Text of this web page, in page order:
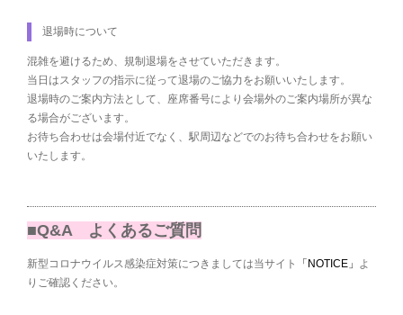
退場時について
混雑を避けるため、規制退場をさせていただきます。
当日はスタッフの指示に従って退場のご協力をお願いいたします。
退場時のご案内方法として、座席番号により会場外のご案内場所が異な
る場合がございます。
お待ち合わせは会場付近でなく、駅周辺などでのお待ち合わせをお願い
いたします。
■Q&A よくあるご質問
新型コロナウイルス感染症対策につきましては当サイト 「NOTICE」 よ
りご確認ください。